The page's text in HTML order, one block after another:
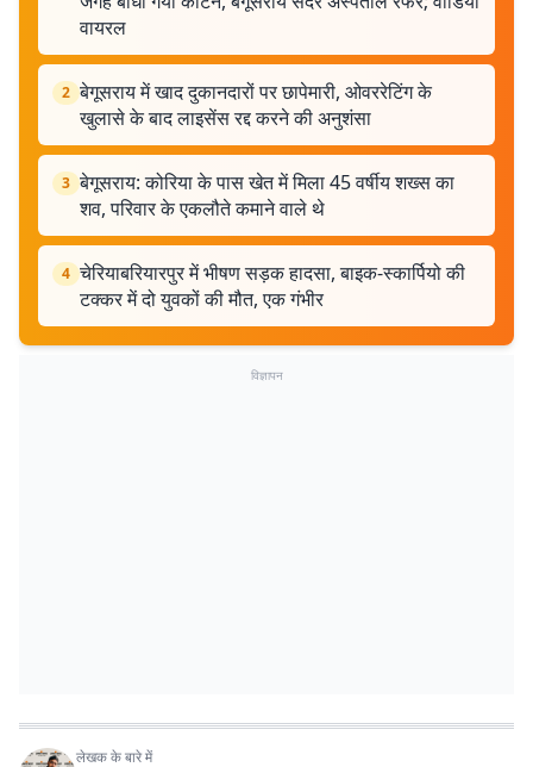
वायरल
2 बेगूसराय में खाद दुकानदारों पर छापेमारी, ओवररेटिंग के
खुलासे के बाद लाइसेंस रद्द करने की अनुशंसा
3 बेगूसराय: कोरिया के पास खेत में मिला 45 वर्षीय शख्स का
शव, परिवार के एकलौते कमाने वाले थे
4 चेरियाबरियारपुर में भीषण सड़क हादसा, बाइक-स्कार्पियो की
टक्कर में दो युवकों की मौत, एक गंभीर
विज्ञापन
लेखक के बारे में